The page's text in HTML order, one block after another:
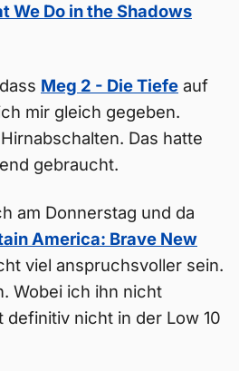
We Do in the Shadows
Meg 2 - Die Tiefe auf
mir gleich gegeben.
Das hatte
gebraucht.
am Donnerstag und da
America: Brave New
viel anspruchsvoller sein.
Wobei ich ihn nicht
definitiv nicht in der Low 10